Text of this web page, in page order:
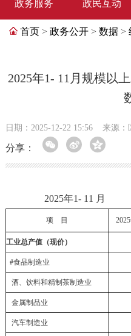
政务服务 政民互动
首页 > 政务公开 > 数据 >
2025年1- 11月规模以
日期：2025-12-22 15:56 来源：
分享：
2025年1-
项 目 2025
工业总产值（现价）
#食品制造业
酒、饮料和精制茶制造业
金属制品业
汽车制造业